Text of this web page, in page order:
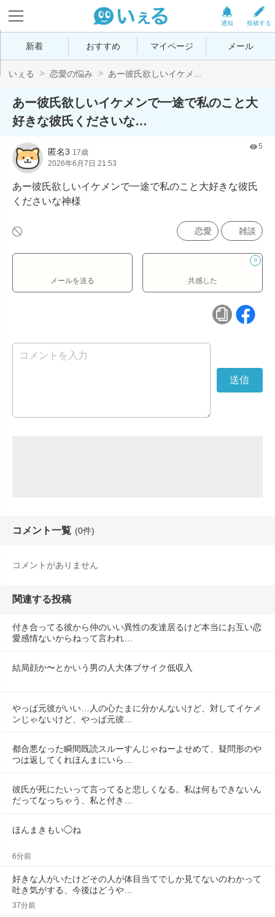
投稿する
通知
新着 おすすめ マイページ メール
いぇる 恋愛の悩み あー彼氏欲しいイケメ...
あー彼氏欲しいイケメンで一途で私のこと大
好きな彼氏くださいな…
匿名3 17歳
2026年6月7日 21:53
5
あー彼氏欲しいイケメンで一途で私のこと大好きな彼氏
くださいな神様
恋愛 雑談
メールを送る
0
共感した
コメント一覧 (0件)
コメントがありません
関連する投稿
付き合ってる彼から仲のいい異性の友達居るけど本当にお互い恋
愛感情ないからねって言われ…
結局顔か〜とかいう男の人大体ブサイク低収入
やっぱ元彼がいい…人の心たまに分かんないけど、対してイケメ
ンじゃないけど、やっぱ元彼…
都合悪なった瞬間既読スルーすんじゃねーよせめて、疑問形のや
つは返してくれほんまにいら…
彼氏が死にたいって言ってると悲しくなる。私は何もできないん
だってなっちゃう、私と付き…
ほんまきもい◯ね
6分前
好きな人がいたけどその人が体目当てでしか見てないのわかって
吐き気がする、今後はどうや…
37分前